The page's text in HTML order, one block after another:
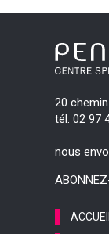
20 chemin
tél. 02 97
nous